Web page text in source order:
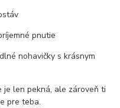
pnutie
nohavičky s krásnym
je len pekná, ale zároveň ti
pre teba.